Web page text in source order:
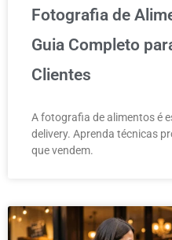
Fotografia de
Guia Completo
Clientes
A fotografia de alimentos é
delivery. Aprenda técnicas
que vendem.